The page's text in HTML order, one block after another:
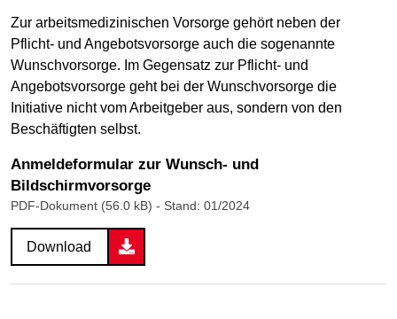
Zur arbeitsmedizinischen Vorsorge gehört neben der
Pflicht- und Angebotsvorsorge auch die sogenannte
Wunschvorsorge. Im Gegensatz zur Pflicht- und
Angebotsvorsorge geht bei der Wunschvorsorge die
Initiative nicht vom Arbeitgeber aus, sondern von den
Beschäftigten selbst.
Anmeldeformular zur Wunsch- und
Bildschirmvorsorge
PDF-Dokument (56.0 kB) - Stand: 01/2024
Download